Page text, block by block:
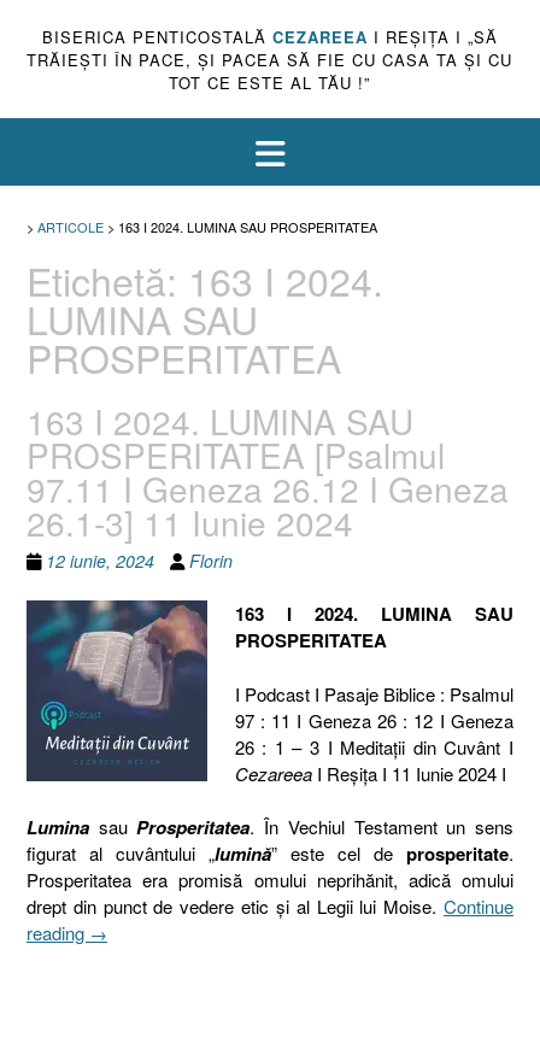
BISERICA PENTICOSTALĂ CEZAREEA I REŞIŢA I „SĂ
TRĂIEŞTI ÎN PACE, ŞI PACEA SĂ FIE CU CASA TA ŞI CU
TOT CE ESTE AL TĂU !”
> ARTICOLE > 163 I 2024. LUMINA SAU PROSPERITATEA
Etichetă: 163 I 2024.
LUMINA SAU
PROSPERITATEA
163 I 2024. LUMINA SAU
PROSPERITATEA [Psalmul
97.11 I Geneza 26.12 I Geneza
26.1-3] 11 Iunie 2024
12 iunie, 2024 Florin
163 I 2024. LUMINA SAU
PROSPERITATEA
I Podcast I Pasaje Biblice : Psalmul
97 : 11 I Geneza 26 : 12 I Geneza
26 : 1 – 3 I Meditaţii din Cuvânt I
CezareeaI Reşiţa I 11 Iunie 2024 I
Lumina sauProsperitatea. În Vechiul Testament un sens
figurat al cuvântului „lumină” este cel de prosperitate.
Prosperitatea era promisă omului neprihănit, adică omului
drept din punct de vedere etic și al Legii lui Moise. Continue
reading „163
→